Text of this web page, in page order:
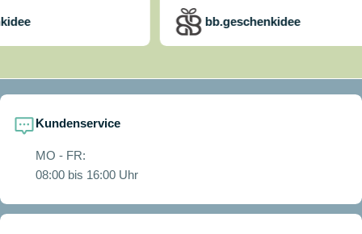
bb.geschenkidee
Kundenservice
MO - FR:
08:00 bis 16:00 Uhr